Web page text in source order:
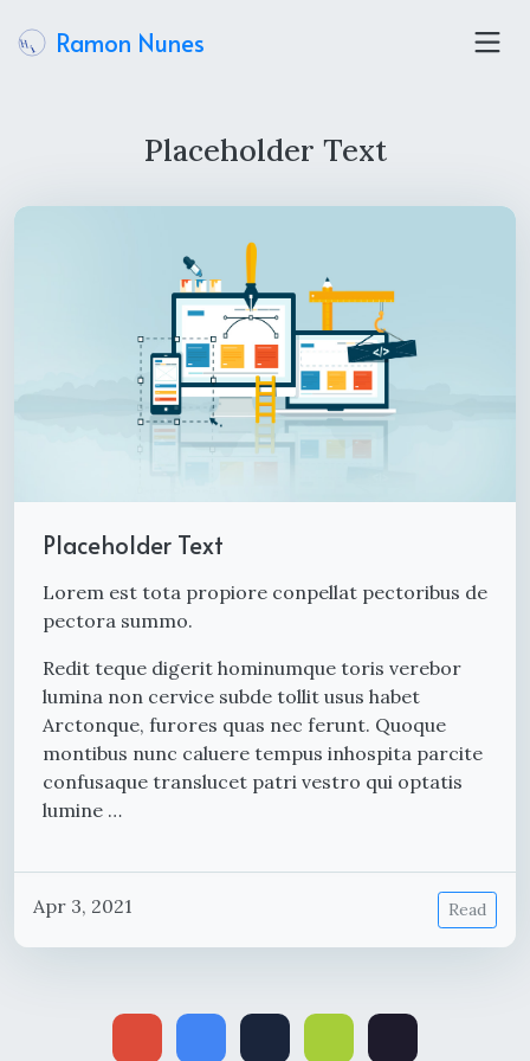
Ramon Nunes
Placeholder Text
Placeholder Text
Lorem est tota propiore conpellat pectoribus de
pectora summo.
Redit teque digerit hominumque toris verebor
lumina non cervice subde tollit usus habet
Arctonque, furores quas nec ferunt. Quoque
montibus nunc caluere tempus inhospita parcite
confusaque translucet patri vestro qui optatis
lumine …
Apr 3, 2021 Read